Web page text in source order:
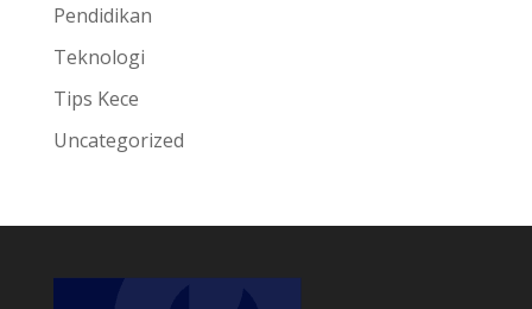
Pendidikan
Teknologi
Tips Kece
Uncategorized